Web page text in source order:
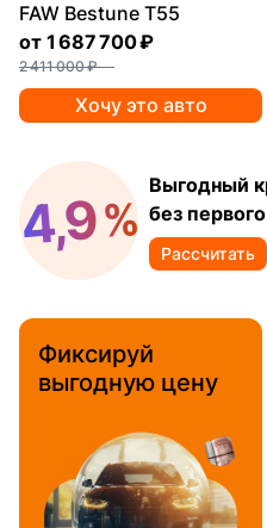
FAW Bestune T55
от 1 687 700 ₽
2 411 000 ₽
Хочу это авто
4,9%
Выгодный
без
Рассчитать
Фиксируй
выгодную цену